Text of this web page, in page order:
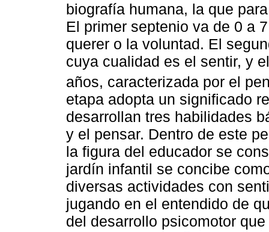
biografía humana, la que
El primer septenio va de 0 a
querer o la voluntad. El
cuya cualidad es el sentir, y
años, caracterizada por el
etapa adopta un significado
desarrollan tres habilidades
y el pensar. Dentro de este
la figura del educador se
jardín infantil se concibe
diversas actividades con
jugando en el entendido de
del desarrollo psicomotor